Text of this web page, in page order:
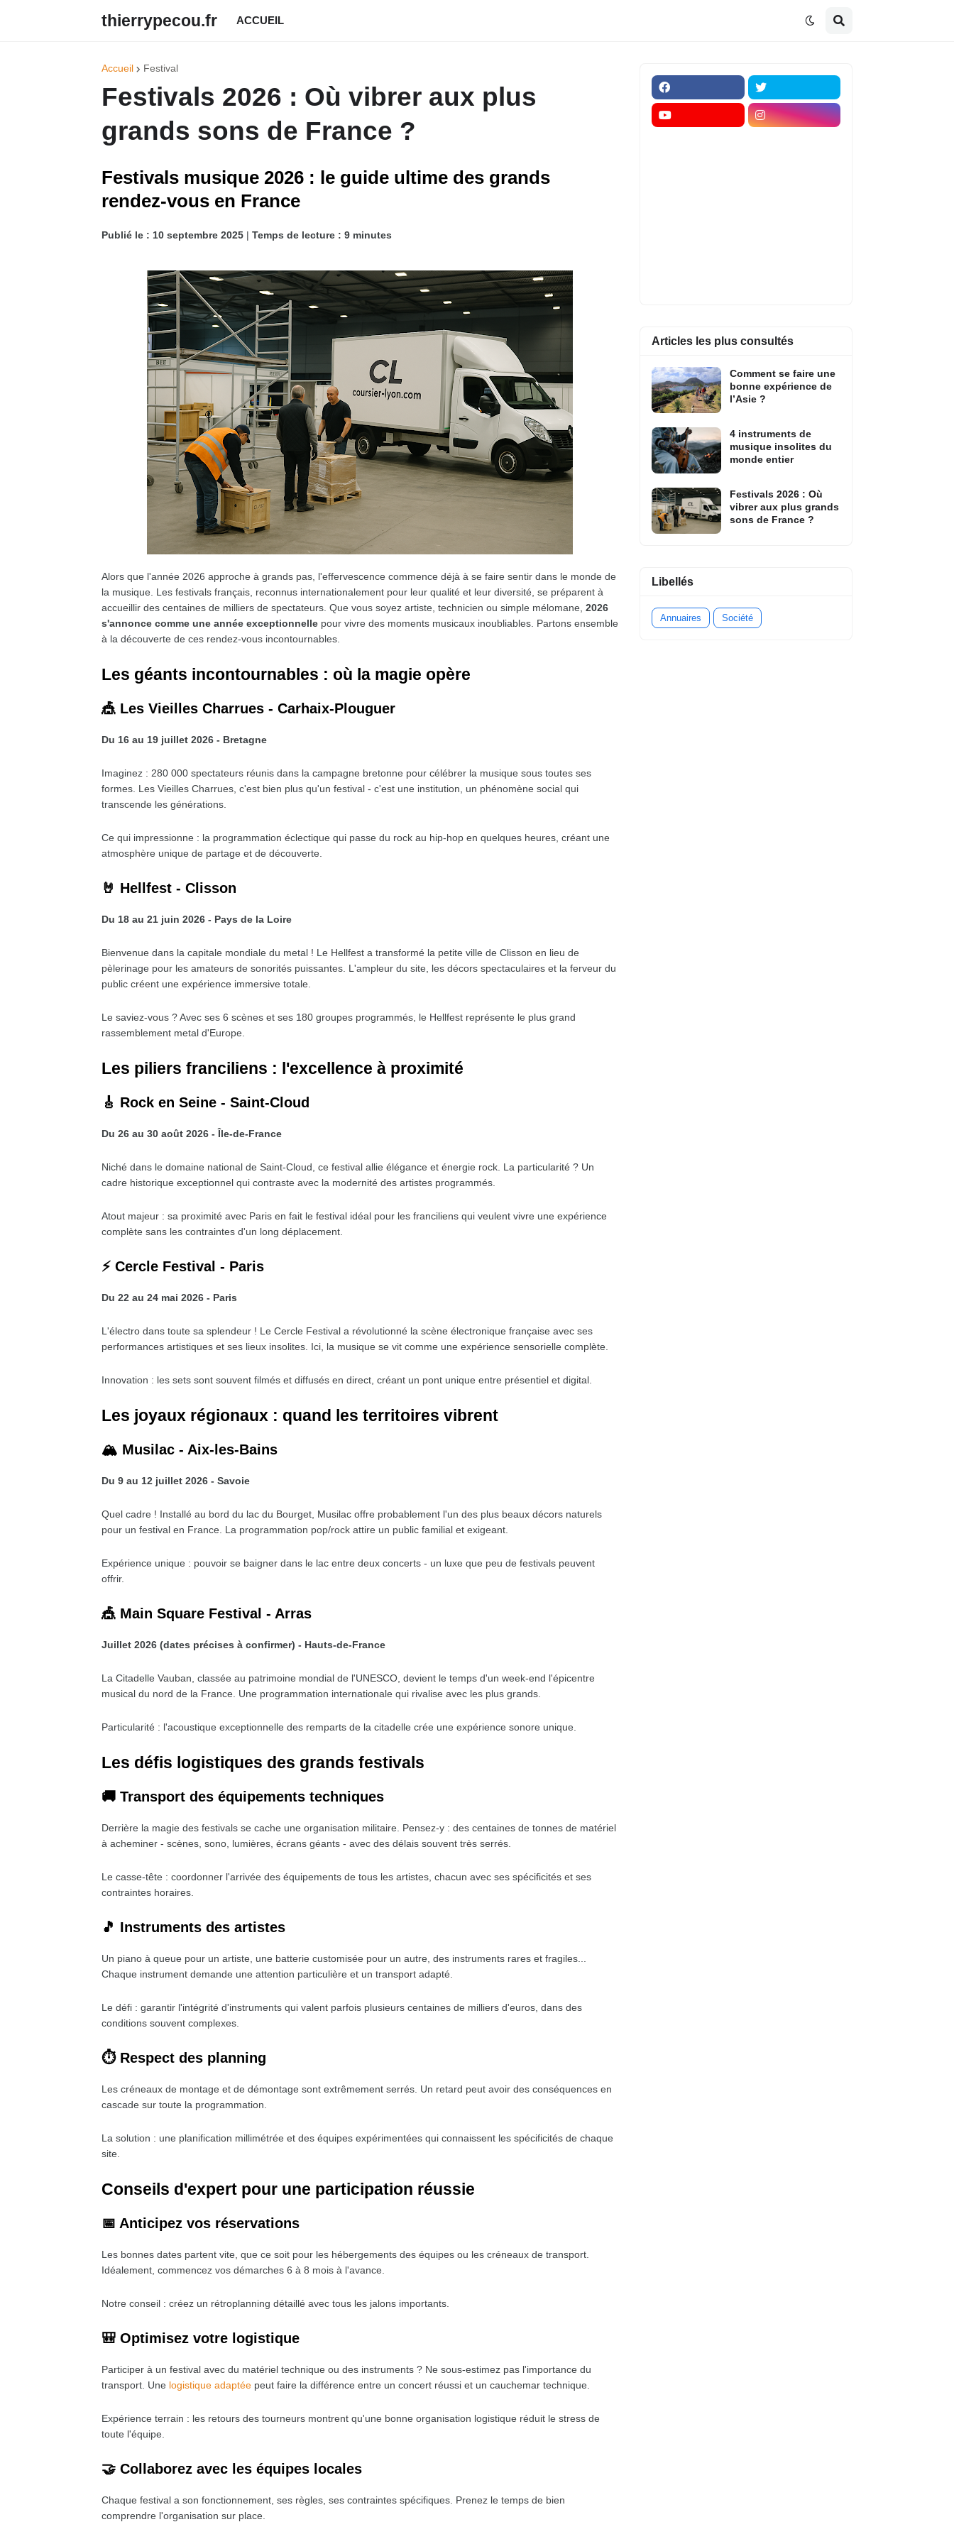
thierrypecou.fr ACCUEIL
Accueil Festival
Festivals 2026 : Où vibrer aux plus
grands sons de France ?
Festivals musique 2026 : le guide ultime des grands
rendez-vous en France
Publié le : 10 septembre 2025 | Temps de lecture : 9 minutes
Alors que l'année 2026 approche à grands pas, l'effervescence commence déjà à se faire sentir dans le monde de
la musique. Les festivals français, reconnus internationalement pour leur qualité et leur diversité, se préparent à
accueillir des centaines de milliers de spectateurs. Que vous soyez artiste, technicien ou simple mélomane, 2026
s'annonce comme une année exceptionnelle pour vivre des moments musicaux inoubliables. Partons ensemble
à la découverte de ces rendez-vous incontournables.
Les géants incontournables : où la magie opère
🎪 Les Vieilles Charrues - Carhaix-Plouguer
Du 16 au 19 juillet 2026 - Bretagne
Imaginez : 280 000 spectateurs réunis dans la campagne bretonne pour célébrer la musique sous toutes ses
formes. Les Vieilles Charrues, c'est bien plus qu'un festival - c'est une institution, un phénomène social qui
transcende les générations.
Ce qui impressionne : la programmation éclectique qui passe du rock au hip-hop en quelques heures, créant une
atmosphère unique de partage et de découverte.
🤘 Hellfest - Clisson
Du 18 au 21 juin 2026 - Pays de la Loire
Bienvenue dans la capitale mondiale du metal ! Le Hellfest a transformé la petite ville de Clisson en lieu de
pèlerinage pour les amateurs de sonorités puissantes. L'ampleur du site, les décors spectaculaires et la ferveur du
public créent une expérience immersive totale.
Le saviez-vous ? Avec ses 6 scènes et ses 180 groupes programmés, le Hellfest représente le plus grand
rassemblement metal d'Europe.
Les piliers franciliens : l'excellence à proximité
🎸 Rock en Seine - Saint-Cloud
Du 26 au 30 août 2026 - Île-de-France
Niché dans le domaine national de Saint-Cloud, ce festival allie élégance et énergie rock. La particularité ? Un
cadre historique exceptionnel qui contraste avec la modernité des artistes programmés.
Atout majeur : sa proximité avec Paris en fait le festival idéal pour les franciliens qui veulent vivre une expérience
complète sans les contraintes d'un long déplacement.
⚡ Cercle Festival - Paris
Du 22 au 24 mai 2026 - Paris
L'électro dans toute sa splendeur ! Le Cercle Festival a révolutionné la scène électronique française avec ses
performances artistiques et ses lieux insolites. Ici, la musique se vit comme une expérience sensorielle complète.
Innovation : les sets sont souvent filmés et diffusés en direct, créant un pont unique entre présentiel et digital.
Les joyaux régionaux : quand les territoires vibrent
🏔️ Musilac - Aix-les-Bains
Du 9 au 12 juillet 2026 - Savoie
Quel cadre ! Installé au bord du lac du Bourget, Musilac offre probablement l'un des plus beaux décors naturels
pour un festival en France. La programmation pop/rock attire un public familial et exigeant.
Expérience unique : pouvoir se baigner dans le lac entre deux concerts - un luxe que peu de festivals peuvent
offrir.
🎪 Main Square Festival - Arras
Juillet 2026 (dates précises à confirmer) - Hauts-de-France
La Citadelle Vauban, classée au patrimoine mondial de l'UNESCO, devient le temps d'un week-end l'épicentre
musical du nord de la France. Une programmation internationale qui rivalise avec les plus grands.
Particularité : l'acoustique exceptionnelle des remparts de la citadelle crée une expérience sonore unique.
Les défis logistiques des grands festivals
🚚 Transport des équipements techniques
Derrière la magie des festivals se cache une organisation militaire. Pensez-y : des centaines de tonnes de matériel
à acheminer - scènes, sono, lumières, écrans géants - avec des délais souvent très serrés.
Le casse-tête : coordonner l'arrivée des équipements de tous les artistes, chacun avec ses spécificités et ses
contraintes horaires.
🎵 Instruments des artistes
Un piano à queue pour un artiste, une batterie customisée pour un autre, des instruments rares et fragiles...
Chaque instrument demande une attention particulière et un transport adapté.
Le défi : garantir l'intégrité d'instruments qui valent parfois plusieurs centaines de milliers d'euros, dans des
conditions souvent complexes.
⏱️ Respect des planning
Les créneaux de montage et de démontage sont extrêmement serrés. Un retard peut avoir des conséquences en
cascade sur toute la programmation.
La solution : une planification millimétrée et des équipes expérimentées qui connaissent les spécificités de chaque
site.
Conseils d'expert pour une participation réussie
📅 Anticipez vos réservations
Les bonnes dates partent vite, que ce soit pour les hébergements des équipes ou les créneaux de transport.
Idéalement, commencez vos démarches 6 à 8 mois à l'avance.
Notre conseil : créez un rétroplanning détaillé avec tous les jalons importants.
🎒 Optimisez votre logistique
Participer à un festival avec du matériel technique ou des instruments ? Ne sous-estimez pas l'importance du
transport. Une logistique adaptée peut faire la différence entre un concert réussi et un cauchemar technique.
Expérience terrain : les retours des tourneurs montrent qu'une bonne organisation logistique réduit le stress de
toute l'équipe.
🤝 Collaborez avec les équipes locales
Chaque festival a son fonctionnement, ses règles, ses contraintes spécifiques. Prenez le temps de bien
comprendre l'organisation sur place.
Articles les plus consultés
Comment se faire une
bonne expérience de
l’Asie ?
4 instruments de
musique insolites du
monde entier
Festivals 2026 : Où
vibrer aux plus grands
sons de France ?
Libellés
Annuaires Société